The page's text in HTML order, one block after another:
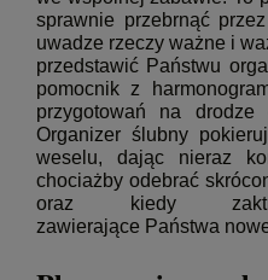
sprawnie przebrnąć
uwadze rzeczy ważne i
przedstawić Państwu
pomocnik z
przygotowań na
Organizer ślubny
weselu, dając nieraz
chociażby odebrać
oraz kiedy
zawierające Państwa